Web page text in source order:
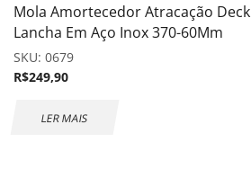
Mola Amortecedor Atracação Deck
Lancha Em Aço Inox 370-60Mm
SKU: 0679
R$249,90
LER MAIS